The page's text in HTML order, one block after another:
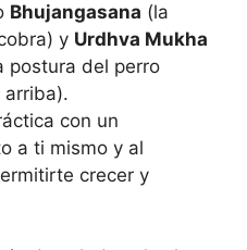
Bhujangasana (la
y Urdhva Mukha
postura del perro
arriba).
con un
a ti mismo y al
crecer y